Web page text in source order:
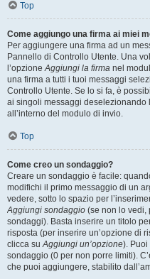
Top
Come aggiungo una firma ai miei
Per aggiungere una firma ad un
Pannello di Controllo Utente. Una
l’opzioneAggiungi la firma nel
una firma a tutti i tuoi messaggi
Controllo Utente. Se lo si fa, è
ai singoli messaggi
all’interno del modulo di invio.
Top
Come creo un sondaggio?
Creare un sondaggio è facile:
modifichi il primo messaggio di un
vedere, sotto lo spazio per
Aggiungi sondaggio (se non lo vedi,
sondaggi). Basta inserire un titolo
risposta (per inserire un’opzione di
clicca suAggiungi un’opzione). Puoi
sondaggio (0 per non porre limiti).
che puoi aggiungere, stabilito